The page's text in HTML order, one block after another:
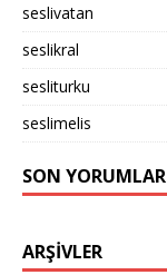
seslivatan
seslikral
sesliturku
seslimelis
SON YORUMLAR
ARŞIVLER